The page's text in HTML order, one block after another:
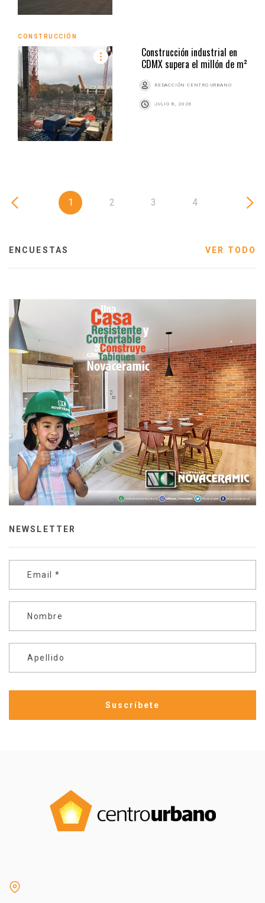
CONSTRUCCIÓN
Construcción industrial en
CDMX supera el millón de m²
REDACCIÓN CENTRO URBANO
JULIO 8, 2026
1 2 3 4
ENCUESTAS VER TODO
NEWSLETTER
Email *
Nombre
Apellido